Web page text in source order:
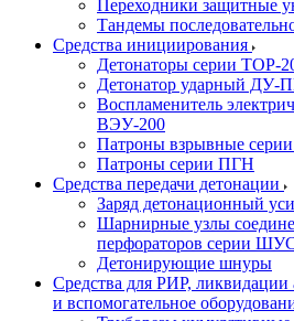
Переходники защитные
Тандемы
Средства инициирования
Детонаторы серии ТОР-
Детонатор ударный ДУ-
Воспламенитель
ВЭУ-200
Патроны взрывные
Патроны серии ПГН
Средства передачи детонации
Заряд детонационный
Шарнирные узлы
перфораторов серии
Детонирующие шнуры
Средства для РИР, ликвидации
и вспомогательное